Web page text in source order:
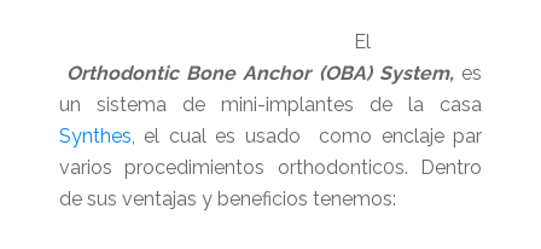
Orthodontics”
(edición
2011)
El
Orthodontic Bone Anchor (OBA) System,es
un sistema de mini-implantes de la casa
Synthes, el cual es usado como enclaje par
varios procedimientos orthodontic0s. Dentro
de sus ventajas y beneficios tenemos: